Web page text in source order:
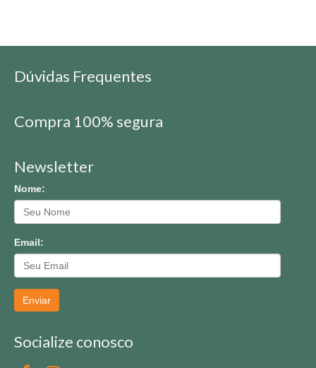
Dúvidas Frequentes
Compra 100% segura
Newsletter
Nome:
Email:
Enviar
Socialize conosco